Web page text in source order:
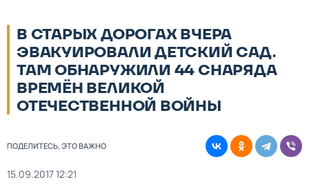
В СТАРЫХ ДОРОГАХ ВЧЕРА
ЭВАКУИРОВАЛИ ДЕТСКИЙ САД.
ТАМ ОБНАРУЖИЛИ 44 СНАРЯДА
ВРЕМЁН ВЕЛИКОЙ
ОТЕЧЕСТВЕННОЙ ВОЙНЫ
ПОДЕЛИТЕСЬ, ЭТО ВАЖНО
15.09.2017 12:21